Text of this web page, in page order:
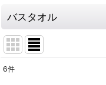
バスタオル
6件